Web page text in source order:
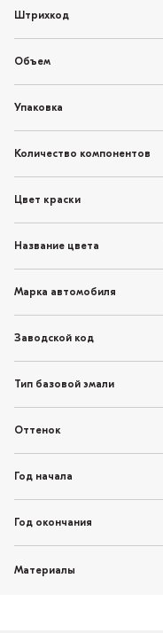
Штрихкод
Объем
Упаковка
Количество компонентов
Цвет краски
Название цвета
Марка автомобиля
Заводской код
Тип базовой эмали
Оттенок
Год начала
Год окончания
Материалы